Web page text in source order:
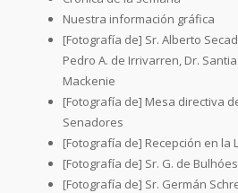
Nuestra información gráfica
[Fotografía de] Sr. Alberto
Pedro A. de Irrivarren, Dr.
Mackenie
[Fotografía de] Mesa directiva
Senadores
[Fotografía de] Recepción en la
[Fotografía de] Sr. G. de Bulhóes
[Fotografía de] Sr. Germán